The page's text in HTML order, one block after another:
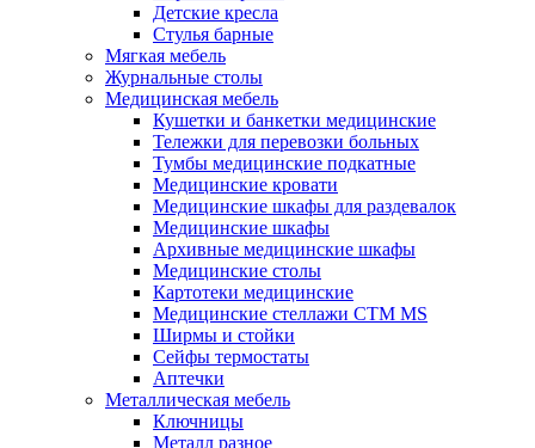
Детские кресла
Стулья барные
Мягкая мебель
Журнальные столы
Медицинская мебель
Кушетки и банкетки медицинские
Тележки для перевозки больных
Тумбы медицинские подкатные
Медицинские кровати
Медицинские шкафы для раздевалок
Медицинские шкафы
Архивные медицинские шкафы
Медицинские столы
Картотеки медицинские
Медицинские стеллажи CTM MS
Ширмы и стойки
Сейфы термостаты
Аптечки
Металлическая мебель
Ключницы
Металл разное